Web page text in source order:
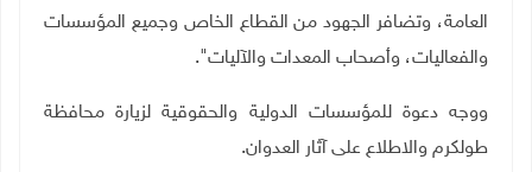
العامة، وتضافر الجهود من القطاع الخاص وجميع المؤسسات
والفعاليات، وأصحاب المعدات والآليات".
ووجه دعوة للمؤسسات الدولية والحقوقية لزيارة محافظة
طولكرم والاطلاع على آثار العدوان.